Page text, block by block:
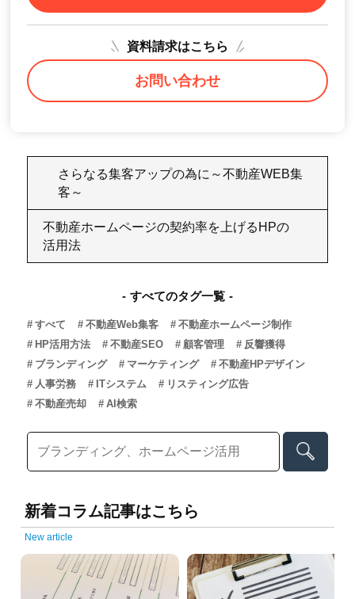
資料請求はこちら
お問い合わせ
さらなる集客アップの為に～不動産WEB集
客～
不動産ホームページの契約率を上げるHPの
活用法
すべてのタグ一覧
すべて 不動産Web集客
不動産ホームページ制作
HP活用方法
不動産SEO 顧客管理
反響獲得
ブランディング
マーケティング
不動産HPデザイン
人事労務
ITシステム
リスティング広告
不動産売却
AI検索
新着コラム記事はこちら
New article